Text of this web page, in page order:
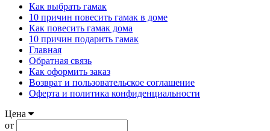
Как выбрать гамак
10 причин повесить гамак в доме
Как повесить гамак дома
10 причин подарить гамак
Главная
Обратная связь
Как оформить заказ
Возврат и пользовательское соглашение
Оферта и политика конфиденциальности
Цена
от